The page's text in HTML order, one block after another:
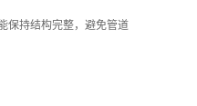
保持结构完整，避免管道